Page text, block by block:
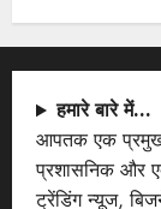
हमारे बारे में…
आपतक एक प्रमुख
प्रशासनिक और
ट्रेंडिंग न्यूज,